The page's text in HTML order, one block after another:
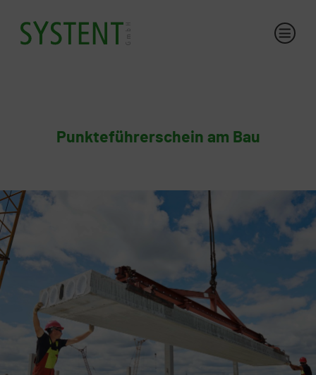
Punkteführerschein am Bau